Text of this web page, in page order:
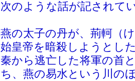
次のような話が記されて
燕の太子の丹が、荊軻（
始皇帝を暗殺しようとし
秦から逃亡した将軍の首
ち、燕の易水という川の